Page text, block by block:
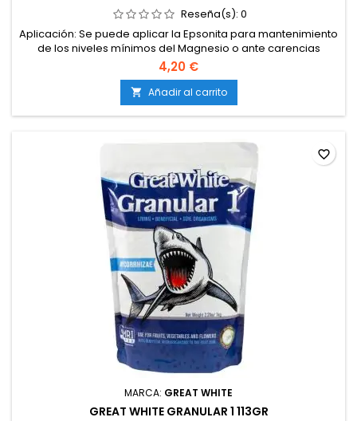
Reseña(s): 0
Aplicación: Se puede aplicar la Epsonita para mantenimiento
de los niveles mínimos del Magnesio o ante carencias
conocidas (mayor dosis) Dosis: -Foliar: de 2 a 4g/litro agua -
Aplicación al suelo: 50g/m2 -Riego: de 0.5 a 3g/m2 cada 10
días
4,20 €
 Añadir al carrito
MARCA: GREAT WHITE
GREAT WHITE GRANULAR 1 113GR
favorite_border